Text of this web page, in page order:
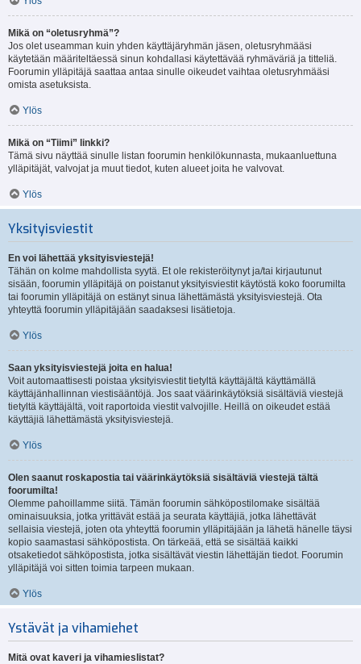
Mikä on “oletusryhmä”?
Jos olet useamman kuin yhden käyttäjäryhmän jäsen, oletusryhmääsi
käytetään määriteltäessä sinun kohdallasi käytettävää ryhmäväriä ja titteliä.
Foorumin ylläpitäjä saattaa antaa sinulle oikeudet vaihtaa oletusryhmääsi
omista asetuksista.
Ylös
Mikä on “Tiimi” linkki?
Tämä sivu näyttää sinulle listan foorumin henkilökunnasta, mukaanluettuna
ylläpitäjät, valvojat ja muut tiedot, kuten alueet joita he valvovat.
Ylös
Yksityisviestit
En voi lähettää yksityisviestejä!
Tähän on kolme mahdollista syytä. Et ole rekisteröitynyt ja/tai kirjautunut
sisään, foorumin ylläpitäjä on poistanut yksityisviestit käytöstä koko foorumilta
tai foorumin ylläpitäjä on estänyt sinua lähettämästä yksityisviestejä. Ota
yhteyttä foorumin ylläpitäjään saadaksesi lisätietoja.
Ylös
Saan yksityisviestejä joita en halua!
Voit automaattisesti poistaa yksityisviestit tietyltä käyttäjältä käyttämällä
käyttäjänhallinnan viestisääntöjä. Jos saat väärinkäytöksiä sisältäviä viestejä
tietyltä käyttäjältä, voit raportoida viestit valvojille. Heillä on oikeudet estää
käyttäjiä lähettämästä yksityisviestejä.
Ylös
Olen saanut roskapostia tai väärinkäytöksiä sisältäviä viestejä tältä
foorumilta!
Olemme pahoillamme siitä. Tämän foorumin sähköpostilomake sisältää
ominaisuuksia, jotka yrittävät estää ja seurata käyttäjiä, jotka lähettävät
sellaisia viestejä, joten ota yhteyttä foorumin ylläpitäjään ja lähetä hänelle täysi
kopio saamastasi sähköpostista. On tärkeää, että se sisältää kaikki
otsaketiedot sähköpostista, jotka sisältävät viestin lähettäjän tiedot. Foorumin
ylläpitäjä voi sitten toimia tarpeen mukaan.
Ylös
Ystävät ja vihamiehet
Mitä ovat kaveri ja vihamieslistat?